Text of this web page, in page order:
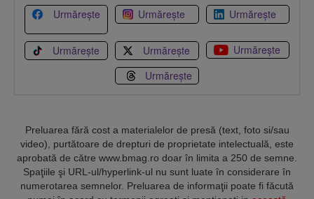
Urmărește Urmărește Urmărește
Urmărește Urmărește
Urmărește
Urmărește
Preluarea fără cost a materialelor de presă (text, foto si/sau
video), purtătoare de drepturi de proprietate intelectuală, este
aprobată de către www.bmag.ro doar în limita a 250 de semne.
Spaţiile şi URL-ul/hyperlink-ul nu sunt luate în considerare în
numerotarea semnelor. Preluarea de informaţii poate fi făcută